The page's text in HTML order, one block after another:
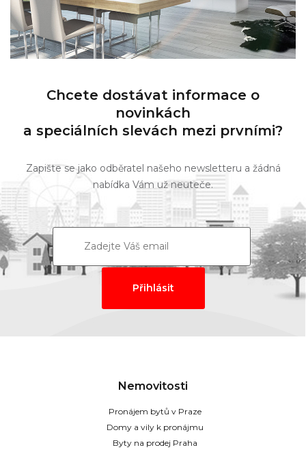
Chcete dostávat informace o
novinkách
a speciálních slevách mezi prvními?
Zapište se jako odběratel našeho newsletteru a žádná
nabídka Vám už neuteče.
Nemovitosti
Pronájem bytů v Praze
Domy a vily k pronájmu
Byty na prodej Praha